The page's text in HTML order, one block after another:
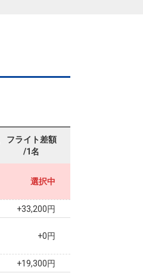
フライト差額
/1名
選択中
+33,200円
+0円
+19,300円